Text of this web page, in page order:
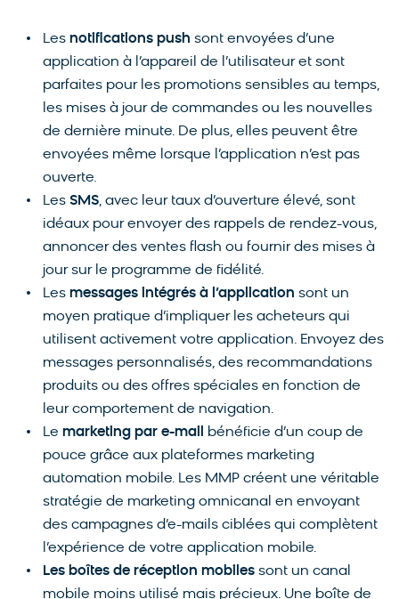
Les notifications push sont envoyées d’une
application à l’appareil de l’utilisateur et sont
parfaites pour les promotions sensibles au temps,
les mises à jour de commandes ou les nouvelles
de dernière minute. De plus, elles peuvent être
envoyées même lorsque l’application n’est pas
ouverte.
Les SMS, avec leur taux d’ouverture élevé, sont
idéaux pour envoyer des rappels de rendez-vous,
annoncer des ventes flash ou fournir des mises à
jour sur le programme de fidélité.
Les messages intégrés à l’application sont un
moyen pratique d’impliquer les acheteurs qui
utilisent activement votre application. Envoyez des
messages personnalisés, des recommandations
produits ou des offres spéciales en fonction de
leur comportement de navigation.
Le marketing par e-mail
bénéficie d’un coup de
pouce grâce aux plateformes marketing
automation mobile. Les MMP créent une véritable
stratégie de marketing omnicanal en envoyant
des campagnes d’e-mails ciblées qui complètent
l’expérience de votre application mobile.
Les boîtes de réception mobiles sont un canal
mobile moins utilisé mais précieux. Une boîte de